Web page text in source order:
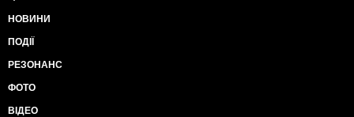
НОВИНИ
ПОДІЇ
РЕЗОНАНС
ФОТО
ВІДЕО